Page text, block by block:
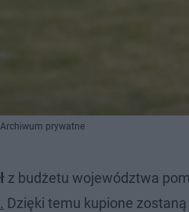
prywatne
z budżetu województwa
Dzięki temu kupione